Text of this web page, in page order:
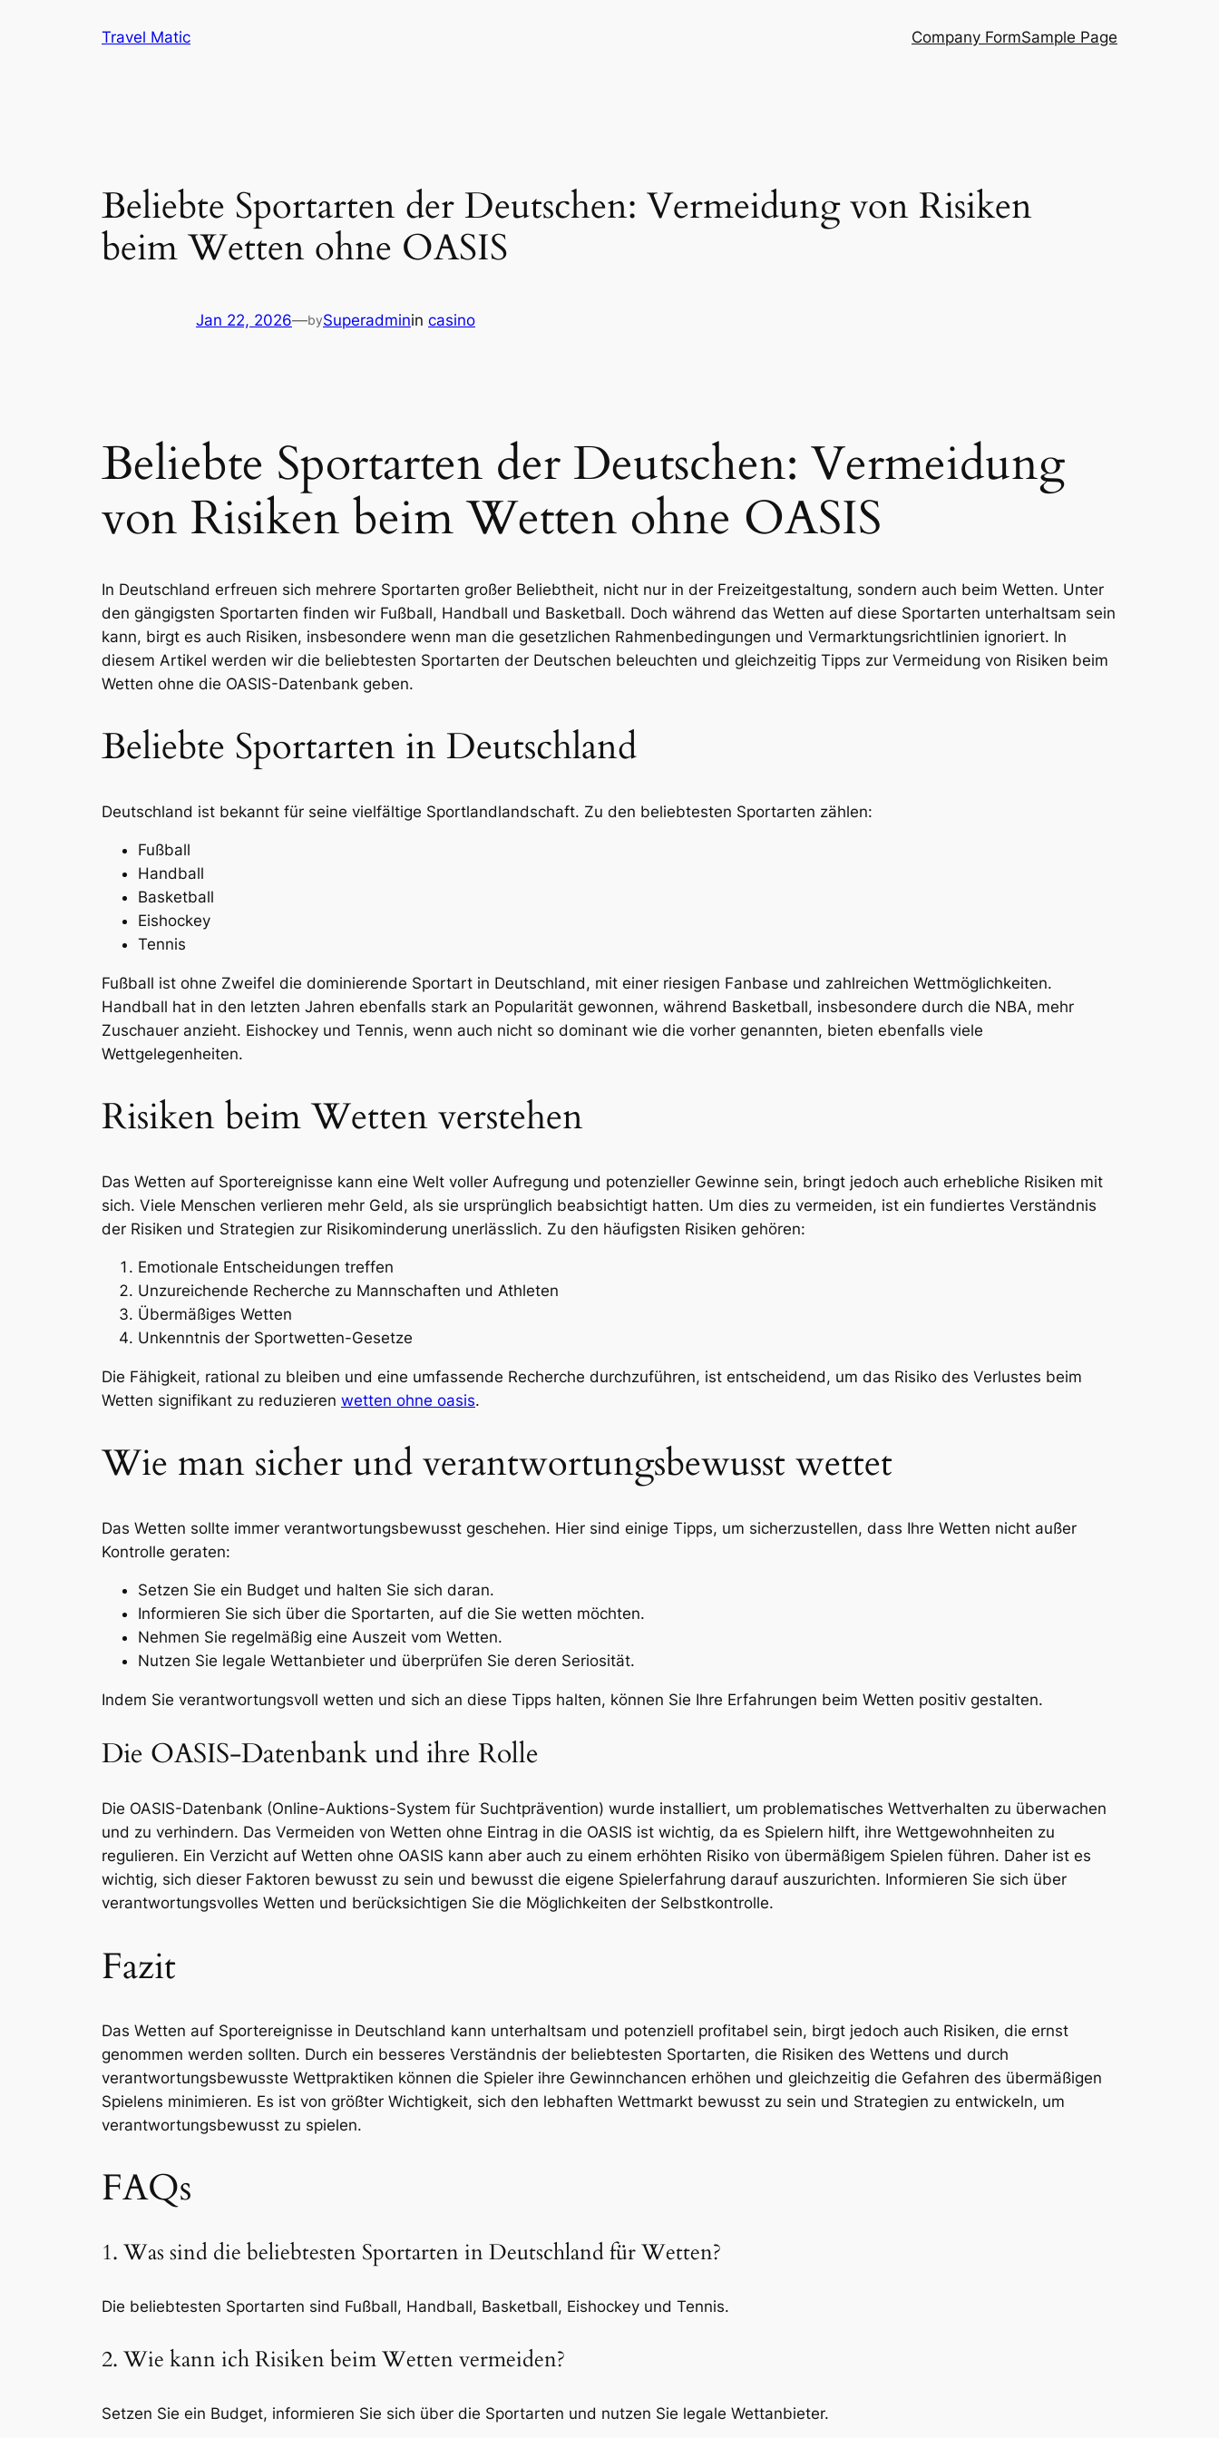
Travel Matic Company FormSample Page
Beliebte Sportarten der Deutschen: Vermeidung von Risiken
beim Wetten ohne OASIS
Jan 22, 2026—bySuperadminin casino
Beliebte Sportarten der Deutschen: Vermeidung
von Risiken beim Wetten ohne OASIS
In Deutschland erfreuen sich mehrere Sportarten großer Beliebtheit, nicht nur in der Freizeitgestaltung, sondern auch beim Wetten. Unter
den gängigsten Sportarten finden wir Fußball, Handball und Basketball. Doch während das Wetten auf diese Sportarten unterhaltsam sein
kann, birgt es auch Risiken, insbesondere wenn man die gesetzlichen Rahmenbedingungen und Vermarktungsrichtlinien ignoriert. In
diesem Artikel werden wir die beliebtesten Sportarten der Deutschen beleuchten und gleichzeitig Tipps zur Vermeidung von Risiken beim
Wetten ohne die OASIS-Datenbank geben.
Beliebte Sportarten in Deutschland
Deutschland ist bekannt für seine vielfältige Sportlandlandschaft. Zu den beliebtesten Sportarten zählen:
Fußball
Handball
Basketball
Eishockey
Tennis
Fußball ist ohne Zweifel die dominierende Sportart in Deutschland, mit einer riesigen Fanbase und zahlreichen Wettmöglichkeiten.
Handball hat in den letzten Jahren ebenfalls stark an Popularität gewonnen, während Basketball, insbesondere durch die NBA, mehr
Zuschauer anzieht. Eishockey und Tennis, wenn auch nicht so dominant wie die vorher genannten, bieten ebenfalls viele
Wettgelegenheiten.
Risiken beim Wetten verstehen
Das Wetten auf Sportereignisse kann eine Welt voller Aufregung und potenzieller Gewinne sein, bringt jedoch auch erhebliche Risiken mit
sich. Viele Menschen verlieren mehr Geld, als sie ursprünglich beabsichtigt hatten. Um dies zu vermeiden, ist ein fundiertes Verständnis
der Risiken und Strategien zur Risikominderung unerlässlich. Zu den häufigsten Risiken gehören:
Emotionale Entscheidungen treffen
Unzureichende Recherche zu Mannschaften und Athleten
Übermäßiges Wetten
Unkenntnis der Sportwetten-Gesetze
Die Fähigkeit, rational zu bleiben und eine umfassende Recherche durchzuführen, ist entscheidend, um das Risiko des Verlustes beim
Wetten signifikant zu reduzieren wetten ohne oasis.
Wie man sicher und verantwortungsbewusst wettet
Das Wetten sollte immer verantwortungsbewusst geschehen. Hier sind einige Tipps, um sicherzustellen, dass Ihre Wetten nicht außer
Kontrolle geraten:
Setzen Sie ein Budget und halten Sie sich daran.
Informieren Sie sich über die Sportarten, auf die Sie wetten möchten.
Nehmen Sie regelmäßig eine Auszeit vom Wetten.
Nutzen Sie legale Wettanbieter und überprüfen Sie deren Seriosität.
Indem Sie verantwortungsvoll wetten und sich an diese Tipps halten, können Sie Ihre Erfahrungen beim Wetten positiv gestalten.
Die OASIS-Datenbank und ihre Rolle
Die OASIS-Datenbank (Online-Auktions-System für Suchtprävention) wurde installiert, um problematisches Wettverhalten zu überwachen
und zu verhindern. Das Vermeiden von Wetten ohne Eintrag in die OASIS ist wichtig, da es Spielern hilft, ihre Wettgewohnheiten zu
regulieren. Ein Verzicht auf Wetten ohne OASIS kann aber auch zu einem erhöhten Risiko von übermäßigem Spielen führen. Daher ist es
wichtig, sich dieser Faktoren bewusst zu sein und bewusst die eigene Spielerfahrung darauf auszurichten. Informieren Sie sich über
verantwortungsvolles Wetten und berücksichtigen Sie die Möglichkeiten der Selbstkontrolle.
Fazit
Das Wetten auf Sportereignisse in Deutschland kann unterhaltsam und potenziell profitabel sein, birgt jedoch auch Risiken, die ernst
genommen werden sollten. Durch ein besseres Verständnis der beliebtesten Sportarten, die Risiken des Wettens und durch
verantwortungsbewusste Wettpraktiken können die Spieler ihre Gewinnchancen erhöhen und gleichzeitig die Gefahren des übermäßigen
Spielens minimieren. Es ist von größter Wichtigkeit, sich den lebhaften Wettmarkt bewusst zu sein und Strategien zu entwickeln, um
verantwortungsbewusst zu spielen.
FAQs
1. Was sind die beliebtesten Sportarten in Deutschland für Wetten?
Die beliebtesten Sportarten sind Fußball, Handball, Basketball, Eishockey und Tennis.
2. Wie kann ich Risiken beim Wetten vermeiden?
Setzen Sie ein Budget, informieren Sie sich über die Sportarten und nutzen Sie legale Wettanbieter.